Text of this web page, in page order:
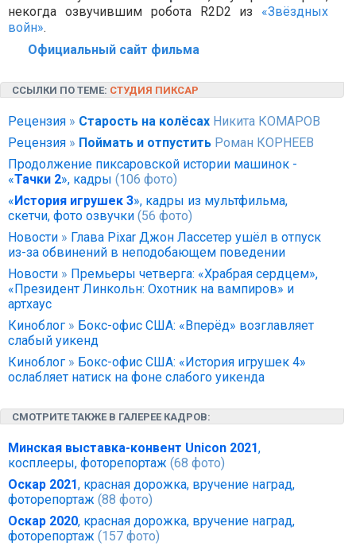
некогда озвучившим робота R2D2 из «Звёздных
войн».
Официальный сайт фильма
ССЫЛКИ ПО ТЕМЕ: СТУДИЯ ПИКСАР
Рецензия » Старость на колёсах Никита КОМАРОВ
Рецензия » Поймать и отпустить Роман КОРНЕЕВ
Продолжение пиксаровской истории машинок -
«Тачки 2», кадры (106 фото)
«История игрушек 3», кадры из мультфильма,
скетчи, фото озвучки (56 фото)
Новости » Глава Pixar Джон Лассетер ушёл в отпуск
из-за обвинений в неподобающем поведении
Новости » Премьеры четверга: «Храбрая сердцем»,
«Президент Линкольн: Охотник на вампиров» и
артхаус
Киноблог » Бокс-офис США: «Вперёд» возглавляет
слабый уикенд
Киноблог » Бокс-офис США: «История игрушек 4»
ослабляет натиск на фоне слабого уикенда
СМОТРИТЕ ТАКЖЕ В ГАЛЕРЕЕ КАДРОВ:
Минская выставка-конвент Unicon 2021,
косплееры, фоторепортаж (68 фото)
Оскар 2021, красная дорожка, вручение наград,
фоторепортаж (88 фото)
Оскар 2020, красная дорожка, вручение наград,
фоторепортаж (157 фото)